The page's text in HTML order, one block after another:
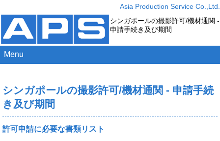
Asia Production Service Co.,Ltd.
シンガポールの撮影許可/機材通関 -
申請手続き及び期間
Menu
会社概要
業務実績
許可申請
お問い合わせ
シンガポールの撮影許可/機材通関 - 申請手続
き及び期間
許可申請に必要な書類リスト